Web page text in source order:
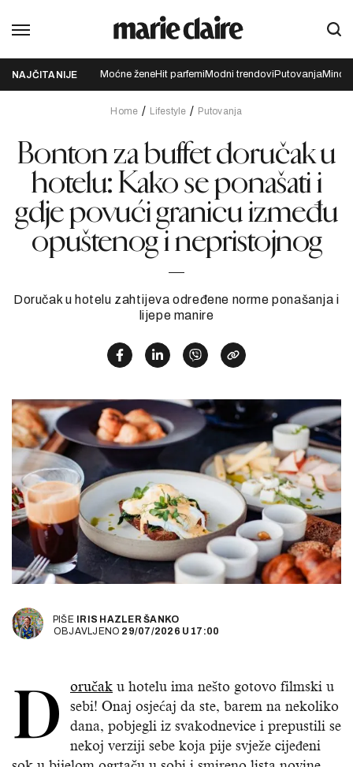
NAJČITANIJE Moćne ženeHit parfemi Modni trendovi Putovanja
Home Lifestyle Putovanja
Bonton za buffet doručak u
hotelu: Kako se ponašati i
gdje povući granicu između
opuštenog i nepristojnog
Doručak u hotelu zahtijeva određene norme ponašanja i
lijepe manire
PIŠE IRIS HAZLER ŠANKO
OBJAVLJENO 29/07/2026 U 17:00
D oručak u hotelu ima nešto gotovo filmski u
sebi! Onaj osjećaj da ste, barem na nekoliko
dana, pobjegli iz svakodnevice i prepustili se
nekoj verziji sebe koja pije svježe cijeđeni